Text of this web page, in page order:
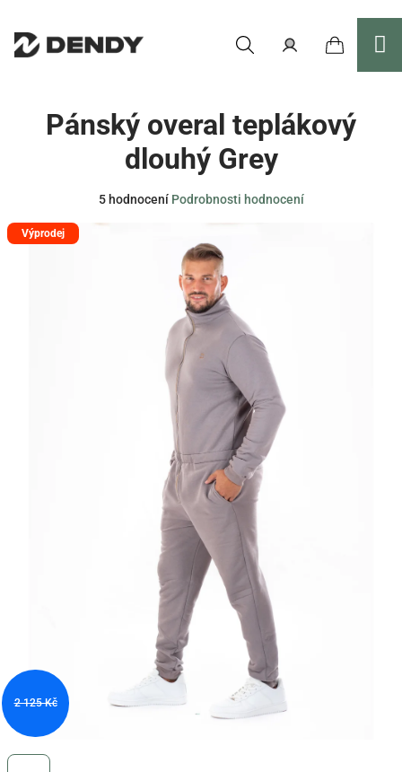
obsah
Nákupní
košík
Pánský overal teplákový
dlouhý Grey
Průměrné
5 hodnocení Podrobnosti hodnocení
Výprodej
2 125 Kč